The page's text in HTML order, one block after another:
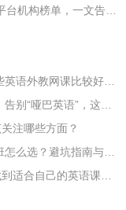
【16万人的经验贴】2022全球十大英语培训平台机构榜单，一文告诉你
【用我踩过的坑给大家说说】2026最新有哪些英语外教网课比较好？哪家性价比高？
必克英语效果怎么样？2026广东外贸人亲测：告别“哑巴英语”，这才是成年人最高效的自救指南！
注哪些方面？
实测厦门机构后讲讲：2026年英语口语培训班怎么选？避坑指南与高效学习新范式
【上海成人英语机构选择指南】职场人如何找到适合自己的英语课程？